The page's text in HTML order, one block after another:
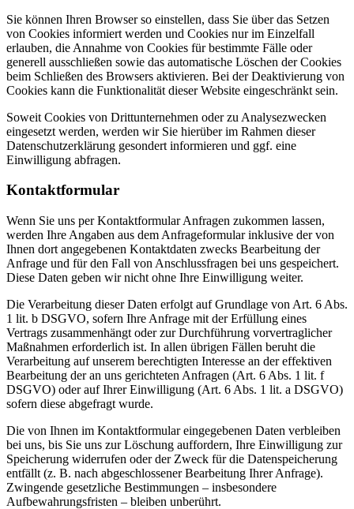
Sie können Ihren Browser so einstellen, dass Sie über das Setzen
von Cookies informiert werden und Cookies nur im Einzelfall
erlauben, die Annahme von Cookies für bestimmte Fälle oder
generell ausschließen sowie das automatische Löschen der Cookies
beim Schließen des Browsers aktivieren. Bei der Deaktivierung von
Cookies kann die Funktionalität dieser Website eingeschränkt sein.
Soweit Cookies von Drittunternehmen oder zu Analysezwecken
eingesetzt werden, werden wir Sie hierüber im Rahmen dieser
Datenschutzerklärung gesondert informieren und ggf. eine
Einwilligung abfragen.
Kontaktformular
Wenn Sie uns per Kontaktformular Anfragen zukommen lassen,
werden Ihre Angaben aus dem Anfrageformular inklusive der von
Ihnen dort angegebenen Kontaktdaten zwecks Bearbeitung der
Anfrage und für den Fall von Anschlussfragen bei uns gespeichert.
Diese Daten geben wir nicht ohne Ihre Einwilligung weiter.
Die Verarbeitung dieser Daten erfolgt auf Grundlage von Art. 6 Abs.
1 lit. b DSGVO, sofern Ihre Anfrage mit der Erfüllung eines
Vertrags zusammenhängt oder zur Durchführung vorvertraglicher
Maßnahmen erforderlich ist. In allen übrigen Fällen beruht die
Verarbeitung auf unserem berechtigten Interesse an der effektiven
Bearbeitung der an uns gerichteten Anfragen (Art. 6 Abs. 1 lit. f
DSGVO) oder auf Ihrer Einwilligung (Art. 6 Abs. 1 lit. a DSGVO)
sofern diese abgefragt wurde.
Die von Ihnen im Kontaktformular eingegebenen Daten verbleiben
bei uns, bis Sie uns zur Löschung auffordern, Ihre Einwilligung zur
Speicherung widerrufen oder der Zweck für die Datenspeicherung
entfällt (z. B. nach abgeschlossener Bearbeitung Ihrer Anfrage).
Zwingende gesetzliche Bestimmungen – insbesondere
Aufbewahrungsfristen – bleiben unberührt.